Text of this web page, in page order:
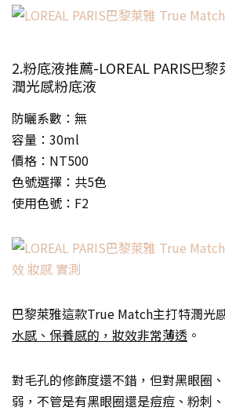
2.粉底液推薦-LOREAL PARIS巴
潤光感粉底液
防曬系數：無
容量：30ml
價格：NT500
色號選擇：共5色
使用色號：F2
巴黎萊雅這款True Match主打特潤光
水感、保養感的，妝效非常薄透 。
對毛孔的修飾度還不錯，但對黑眼圈
弱，不管是有黑眼圈還是痘痘、粉刺